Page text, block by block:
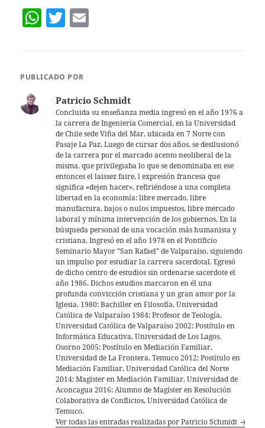
W
s
T
er
PUBLICADO POR
Patricio Schmidt
Concluida su enseñanza media ingresó en el año 1976 a
la carrera de Ingeniería Comercial, en la Universidad
de Chile sede Viña del Mar, ubicada en 7 Norte con
Pasaje La Paz. Luego de cursar dos años, se desilusionó
de la carrera por el marcado acento neoliberal de la
misma, que privilegiaba lo que se denominaba en ese
entonces el laissez faire, l expresión francesa que
significa «dejen hacer», refiriéndose a una completa
libertad en la economía: libre mercado, libre
manufactura, bajos o nulos impuestos, libre mercado
laboral y mínima intervención de los gobiernos. En la
búsqueda personal de una vocación más humanista y
cristiana, Ingresó en el año 1978 en el Pontificio
Seminario Mayor "San Rafael" de Valparaíso, siguiendo
un impulso por estudiar la carrera sacerdotal. Egresó
de dicho centro de estudios sin ordenarse sacerdote el
año 1986. Dichos estudios marcaron en él una
profunda convicción cristiana y un gran amor por la
Iglesia. 1980: Bachiller en Filosofía, Universidad
Católica de Valparaíso 1984: Profesor de Teología,
Universidad Católica de Valparaíso 2002: Postítulo en
Informática Educativa, Universidad de Los Lagos,
Osorno 2005: Postítulo en Mediación Familiar,
Universidad de La Frontera, Temuco 2012: Postítulo en
Mediación Familiar, Universidad Católica del Norte
2014: Magíster en Mediación Familiar, Universidad de
Aconcagua 2016: Alumno de Magíster en Resolución
Colaborativa de Conflictos, Universidad Católica de
Temuco.
Ver todas las entradas realizadas por Patricio Schmidt